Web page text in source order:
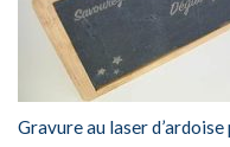
Gravure au laser